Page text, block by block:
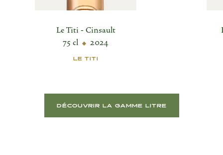
Le Titi - Cinsault
75 cl
2024
LE TITI
DÉCOUVRIR LA GAMME LITRE